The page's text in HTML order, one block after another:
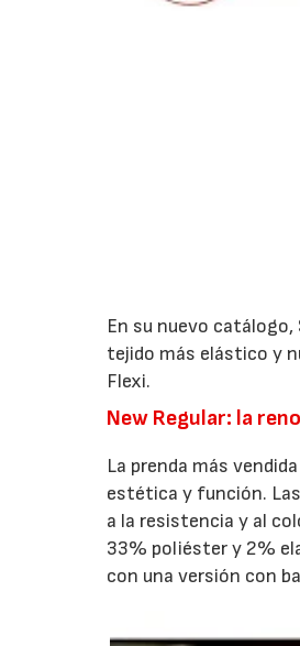
En su nuevo
tejido más elástico y
Flexi.
New Regular: la
La prenda más
estética y función.
a la resistencia y al
33% poliéster y 2%
con una versión con